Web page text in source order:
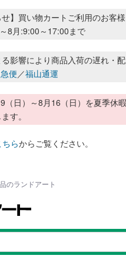
】買い物カートご利用のお客
8月:9:00～17:00まで
影響により商品入荷の遅れ・
便／福山通運
（日）～8月16（日）を夏季休
す。
ちらからご覧ください。
のランドアート